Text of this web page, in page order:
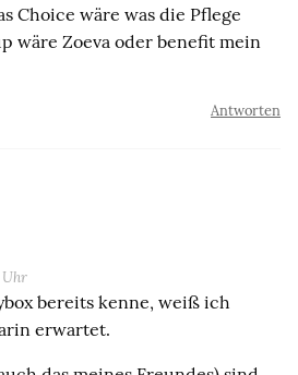
Choice wäre was die Pflege
wäre Zoeva oder benefit mein
Antworten
Uhr
bereits kenne, weiß ich
erwartet.